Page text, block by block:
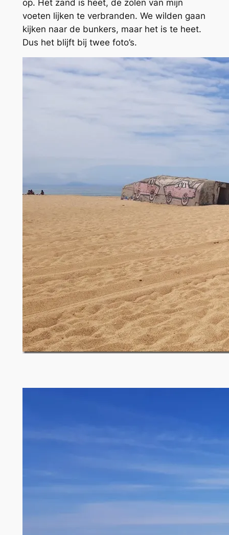
op. Het zand is heet, de zolen van mijn
voeten lijken te verbranden. We wilden gaan
kijken naar de bunkers, maar het is te heet.
Dus het blijft bij twee foto’s.